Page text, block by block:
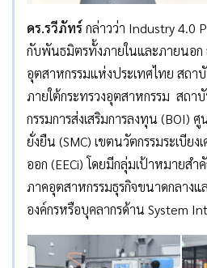
ดร.รวีภัทร์กล่าวว่า Industry 4.0
กับพันธมิตรทั้งภายในและภายนอ
อุตสาหกรรมแห่งประเทศไทย สถา
ภายใต้กระทรวงอุตสาหกรรม สถา
กรรมการส่งเสริมการลงทุน (BOI)
ยั่งยืน (SMC) เขตนวัตกรรมระเบีย
ออก (EECi) โดยมีกลุ่มเป้าหมายส
ภาคอุตสาหกรรมธุรกิจขนาดกลาง
องค์กรหรือบุคลากรด้าน System